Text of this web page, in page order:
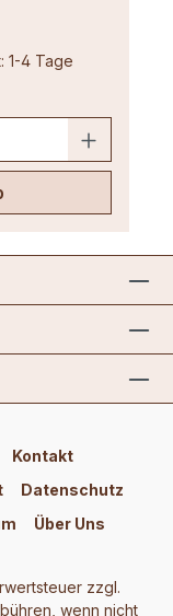
1-4 Tage
Kontakt
Datenschutz
Über Uns
zzgl.
wenn nicht